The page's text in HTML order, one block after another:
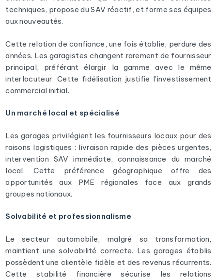
techniques, propose du SAV réactif, et forme ses équipes
aux nouveautés.
Cette relation de confiance, une fois établie, perdure des
années. Les garagistes changent rarement de fournisseur
principal, préférant élargir la gamme avec le même
interlocuteur. Cette fidélisation justifie l'investissement
commercial initial.
Un marché local et spécialisé
Les garages privilégient les fournisseurs locaux pour des
raisons logistiques : livraison rapide des pièces urgentes,
intervention SAV immédiate, connaissance du marché
local. Cette préférence géographique offre des
opportunités aux PME régionales face aux grands
groupes nationaux.
Solvabilité et professionnalisme
Le secteur automobile, malgré sa transformation,
maintient une solvabilité correcte. Les garages établis
possèdent une clientèle fidèle et des revenus récurrents.
Cette stabilité financière sécurise les relations